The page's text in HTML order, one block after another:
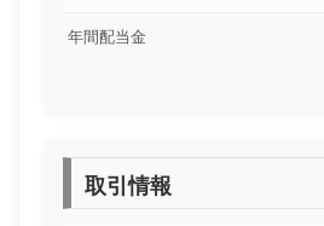
年間配当金
取引情報